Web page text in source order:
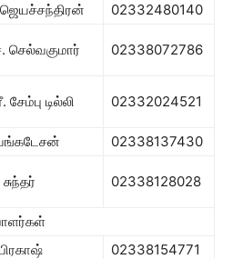
02332480140
செல்வகுமார் 02338072786
சேம்பு டில்லி 02332024521
02338137430
சுந்தர் 02338128028
02338154771